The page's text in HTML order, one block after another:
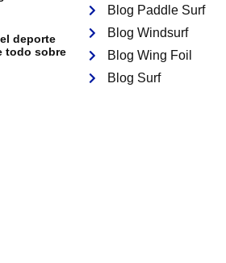
deporte
todo sobre
Blog Paddle Surf
Blog Windsurf
Blog Wing Foil
Blog Surf